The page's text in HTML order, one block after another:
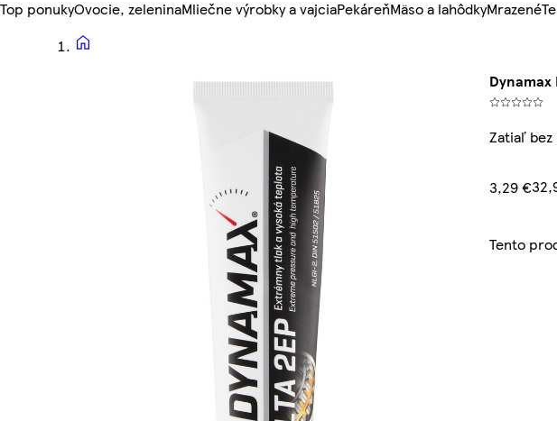
Top ponukyOvocie, zeleninaMliečne výrobky a vajciaPekáreňMäso a lahôdkyMrazené
Zatiaľ
3,29 €
Tento